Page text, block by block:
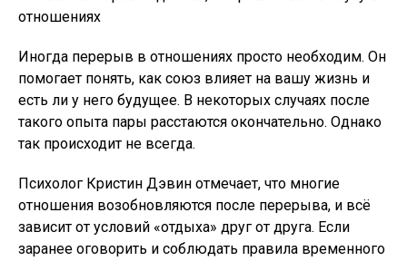
Иногда перерыв в отношениях просто необходим. Он
помогает понять, как союз влияет на вашу жизнь и
есть ли у него будущее. В некоторых случаях после
такого опыта пары расстаются окончательно. Однако
так происходит не всегда.
Психолог Кристин Дэвин отмечает, что многие
отношения возобновляются после перерыва, и всё
зависит от условий «отдыха» друг от друга. Если
заранее оговорить и соблюдать правила временного